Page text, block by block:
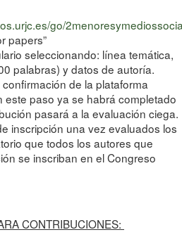
go/
papers”
seleccionando: línea temática,
palabras) y datos de autoría.
de la plataforma
este paso ya se habrá completado
pasará a la evaluación ciega.
inscripción una vez evaluados los
que todos los autores que
se inscriban en el Congreso
CONTRIBUCIONES: